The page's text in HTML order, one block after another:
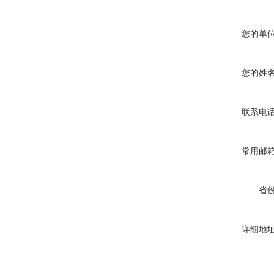
您的单
您的姓
联系电
常用邮
省
详细地